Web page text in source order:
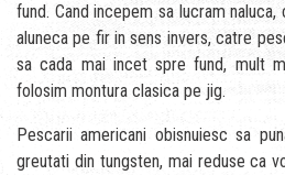
fund. Cand incepem sa lucram
aluneca pe fir in sens invers, catre
sa cada mai incet spre fund, mult
folosim montura clasica pe jig.
Pescarii americani obisnuiesc sa
greutati din tungsten, mai reduse ca